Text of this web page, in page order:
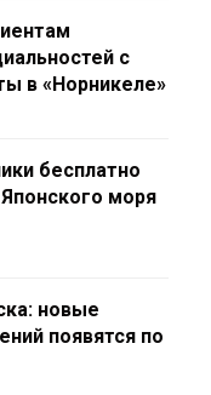
с
в «Норникеле»
бесплатно
моря
новые
появятся по